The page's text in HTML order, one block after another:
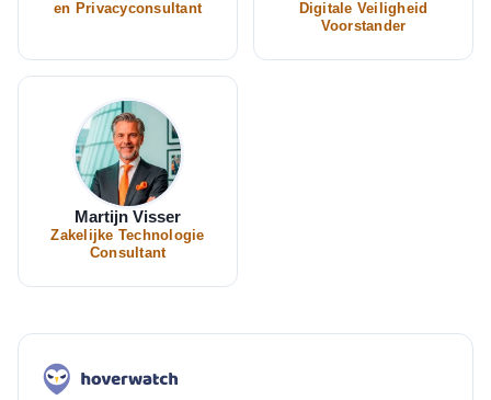
en Privacyconsultant
Digitale Veiligheid
Voorstander
Martijn Visser
Zakelijke Technologie
Consultant